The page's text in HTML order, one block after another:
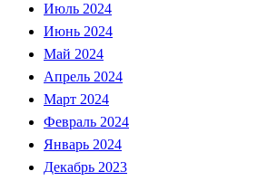
Июль 2024
Июнь 2024
Май 2024
Апрель 2024
Март 2024
Февраль 2024
Январь 2024
Декабрь 2023